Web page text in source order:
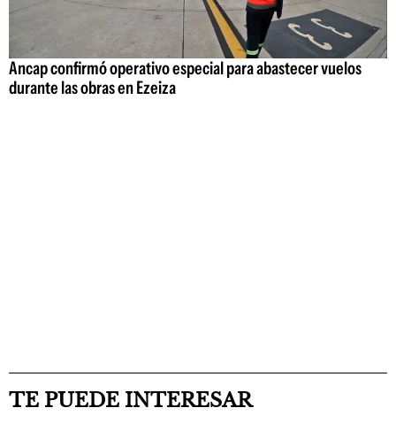
Ancap confirmó operativo especial para abastecer vuelos
durante las obras en Ezeiza
TE PUEDE INTERESAR